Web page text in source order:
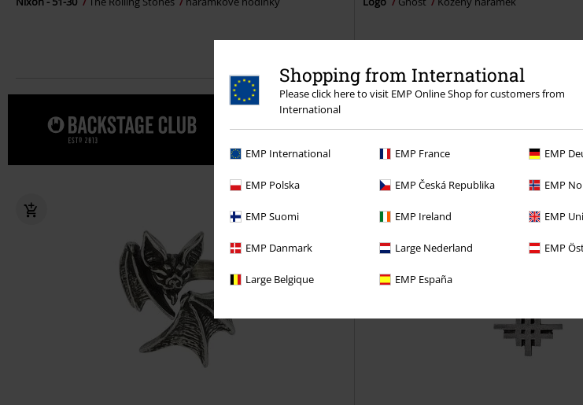
Shopping from International
Please click here to visit EMP Online Shop for customers from
International
EMP International EMP France EMP
EMP Polska EMP Česká Republika EMP
EMP Suomi EMP Ireland EMP
EMP Danmark Large Nederland EMP
Large Belgique EMP España
Dopřejte si 30denní zkušební verzi našeho